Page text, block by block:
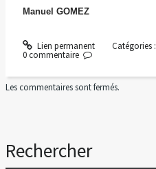
Rechercher
Manuel GOMEZ
Lien permanent Catégories :
0 commentaire
Les commentaires sont fermés.